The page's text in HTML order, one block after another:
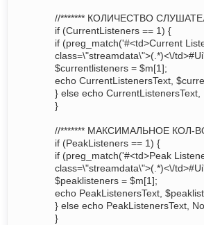
//******* КОЛИЧЕСТВО
if (CurrentListeners == 1) {
if (preg_match('#<td>Current
class=\"streamdata\">(.*)<\/
$currentlisteners = $m[1];
echo CurrentListenersText,
} else echo
}
//******* МАКСИМАЛЬНОЕ КОЛ-
if (PeakListeners == 1) {
if (preg_match('#<td>Peak
class=\"streamdata\">(.*)<\/
$peaklisteners = $m[1];
echo PeakListenersText,
} else echo PeakListenersText,
}